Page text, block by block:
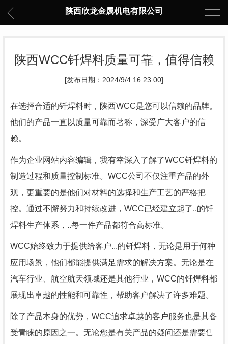
陕西欣龙金属机电有限公司
陕西WCC钎焊料质量可靠，值得信赖
[发布日期：2024/9/4 16:23:00]
在选择合适的钎焊料时，陕西WCC是您可以信赖的品牌。
他们的产品一直以质量可靠而著称，深受广大客户的信
赖。
作为企业网站内容编辑，我有幸深入了解了WCC钎焊料的
制造过程和质量控制标准。WCC公司不仅注重产品的外
观，更重要的是他们对材料的选择和生产工艺的严格把
控。通过不懈努力和持续改进，WCC已经建立起了..的钎
焊料生产体系，..每一件产品都符合高标准。
WCC始终致力于提供给客户...的钎焊料，无论是用于何种
应用场景，他们都能提供满足需求的解决方案。无论是在
汽车行业、航空航天领域还是其他行业，WCC的钎焊料都
展现出卓越的性能和可靠性，帮助客户解决了许多难题。
除了产品本身的优势，WCC追求卓越的客户服务也是其备
受青睐的原因之一。无论您是有关产品的疑问还是需要售